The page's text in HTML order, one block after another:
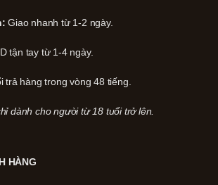
Giao nhanh từ 1-2 ngày.
tận tay từ 1-4 ngày.
trả hàng trong vòng 48 tiếng.
dành cho người từ 18 tuổi trở lên.
HÀNG